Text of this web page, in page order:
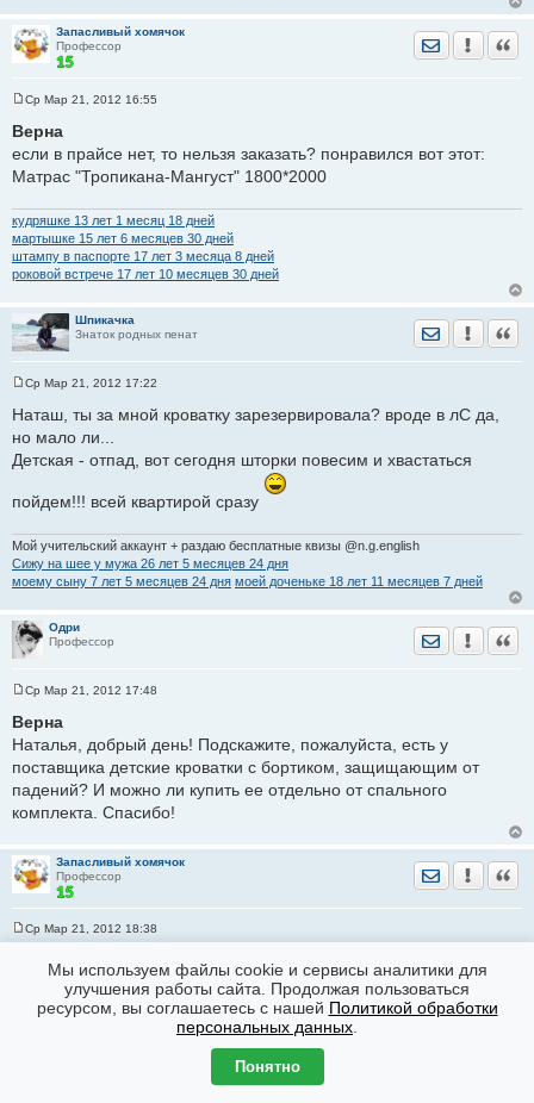
Запасливый хомячок
Профессор
Отправить
о
б
е
и
е
Ср Мар 21, 2012 16:55
Верна
если в прайсе нет, то нельзя заказать? понравился вот этот:
Матрас "Тропикана-Мангуст" 1800*2000
кудряшке 13 лет 1 месяц 18 дней
мартышке 15 лет 6 месяцев 30 дней
штампу в паспорте 17 лет 3 месяца 8 дней
роковой встрече 17 лет 10 месяцев 30 дней
Шпикачка
Знаток родных пенат
Отправить
о
б
е
е
Ср Мар 21, 2012 17:22
Наташ, ты за мной кроватку зарезервировала? вроде в лС да,
но мало ли...
Детская - отпад, вот сегодня шторки повесим и хвастаться
пойдем!!! всей квартирой сразу
Мой учительский аккаунт + раздаю бесплатные квизы @n.g.english
Сижу на шее у мужа 26 лет 5 месяцев 24 дня
моему сыну 7 лет 5 месяцев 24 дня моей доченьке 18 лет 11 месяцев 7 дней
Одри
Профессор
Отправить
о
б
е
н
и
е
Ср Мар 21, 2012 17:48
Верна
Наталья, добрый день! Подскажите, пожалуйста, есть у
поставщика детские кроватки с бортиком, защищающим от
падений? И можно ли купить ее отдельно от спального
комплекта. Спасибо!
Запасливый хомячок
Профессор
Отправить
С
Ср Мар 21, 2012 18:38
нашла, это Релакс соло.
кудряшке 13 лет 1 месяц 18 дней
мартышке 15 лет 6 месяцев 30 дней
штампу в паспорте 17 лет 3 месяца 8 дней
роковой встрече 17 лет 10 месяцев 30 дней
Мы используем файлы cookie и сервисы аналитики для
улучшения работы сайта. Продолжая пользоваться
ресурсом, вы соглашаетесь с нашей Политикой обработки
персональных данных
Понятно